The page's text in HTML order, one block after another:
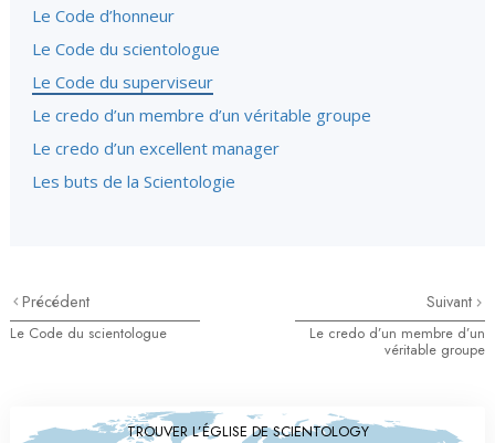
Le Code d’honneur
Le Code du scientologue
Le Code du superviseur
Le credo d’un membre d’un véritable groupe
Le credo d’un excellent manager
Les buts de la Scientologie
Précédent
Le Code du scientologue
Suivant
Le credo d’un membre d’un
véritable groupe
TROUVER L’ÉGLISE DE SCIENTOLOGY